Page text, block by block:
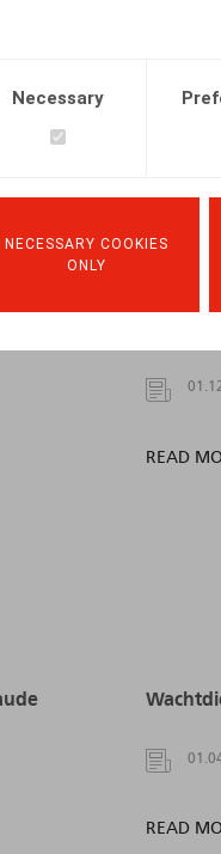
Necessary
NECESSARY COOKIES
ONLY
READ
READ